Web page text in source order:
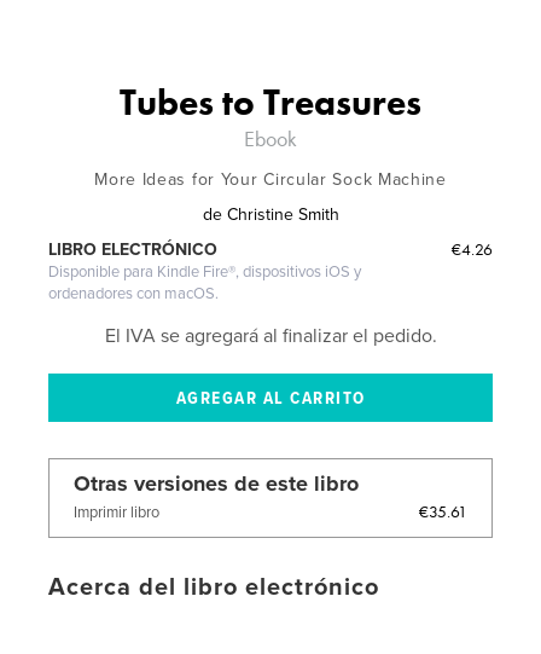
Tubes to Treasures
Ebook
More Ideas for Your Circular Sock Machine
de Christine Smith
€4.26
LIBRO ELECTRÓNICO
Disponible para Kindle Fire®, dispositivos iOS y
ordenadores con macOS.
El IVA se agregará al finalizar el pedido.
Otras versiones de este libro
Imprimir libro €35.61
Acerca del libro electrónico